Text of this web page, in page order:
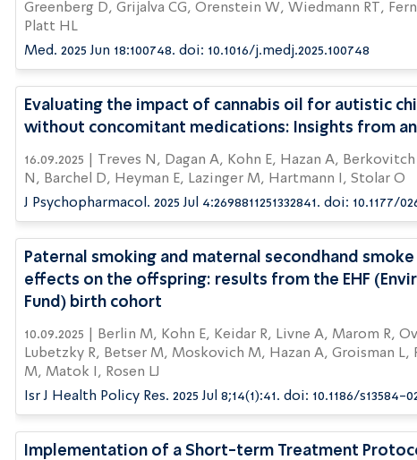
Greenberg D, Grijalva CG, Orenstein W, Wiedmann RT,
Platt HL
Med. 2025 Jun 18:100748. doi: 10.1016/j.medj.2025.100748
Evaluating the impact of cannabis oil for autistic
without concomitant medications: Insights from
16.09.2025 | Treves N, Dagan A, Kohn E, Hazan A, Berkovitch M, Abu-Kishk I, Agajani
N, Barchel D, Heyman E, Lazinger M, Hartmann I, Stolar O
J Psychopharmacol. 2025 Jul 4:2698811251332841. doi: 10.1177/
Paternal smoking and maternal secondhand
effects on the offspring: results from the EHF
Fund) birth cohort
10.09.2025 | Berlin M, Kohn E, Keidar R, Livne A, Marom R, Ovental A, Mandel D,
Lubetzky R, Betser M, Moskovich M, Hazan A, Groisman L,
M, Matok I, Rosen LJ
Isr J Health Policy Res. 2025 Jul 8;14(1):41. doi: 10.1186/s13584-
Implementation of a Short-term Treatment